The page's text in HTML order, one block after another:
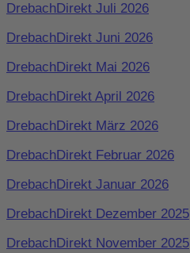
DrebachDirekt Juli 2026
DrebachDirekt Juni 2026
DrebachDirekt Mai 2026
DrebachDirekt April 2026
DrebachDirekt März 2026
DrebachDirekt Februar 2026
DrebachDirekt Januar 2026
DrebachDirekt Dezember 2025
DrebachDirekt November 2025